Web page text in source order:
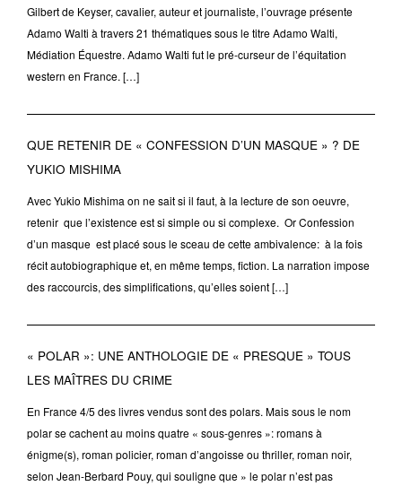
Gilbert de Keyser, cavalier, auteur et journaliste, l’ouvrage présente
Adamo Walti à travers 21 thématiques sous le titre Adamo Walti,
Médiation Équestre. Adamo Walti fut le pré-curseur de l’équitation
western en France. […]
QUE RETENIR DE « CONFESSION D’UN MASQUE » ? DE
YUKIO MISHIMA
Avec Yukio Mishima on ne sait si il faut, à la lecture de son oeuvre,
retenir que l’existence est si simple ou si complexe. Or Confession
d’un masque est placé sous le sceau de cette ambivalence: à la fois
récit autobiographique et, en même temps, fiction. La narration impose
des raccourcis, des simplifications, qu’elles soient […]
« POLAR »: UNE ANTHOLOGIE DE « PRESQUE » TOUS
LES MAÎTRES DU CRIME
En France 4/5 des livres vendus sont des polars. Mais sous le nom
polar se cachent au moins quatre « sous-genres »: romans à
énigme(s), roman policier, roman d’angoisse ou thriller, roman noir,
selon Jean-Berbard Pouy, qui souligne que » le polar n’est pas